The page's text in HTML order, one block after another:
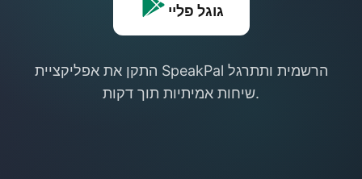
גוגל פליי
התקן את אפליקציית SpeakPal הרשמית ותתרגל
שיחות אמיתיות תוך דקות.